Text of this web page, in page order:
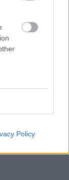
Policy